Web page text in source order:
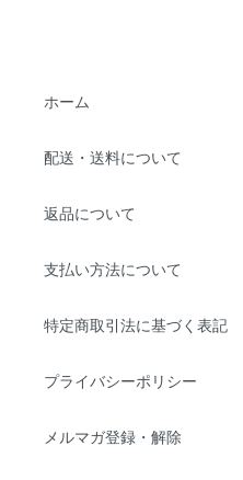
ホーム
配送・送料について
返品について
支払い方法について
特定商取引法に基づく表記
プライバシーポリシー
メルマガ登録・解除